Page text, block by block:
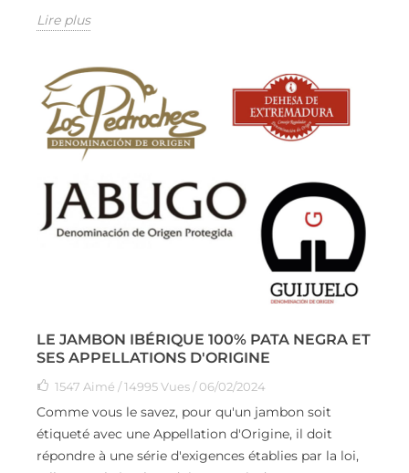
Lire plus
LE JAMBON IBÉRIQUE 100% PATA NEGRA ET
SES APPELLATIONS D'ORIGINE
1547 Aimé / 14995 Vues / 06/02/2024
Comme vous le savez, pour qu'un jambon soit
étiqueté avec une Appellation d'Origine, il doit
répondre à une série d'exigences établies par la loi,